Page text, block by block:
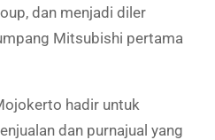
dan menjadi diler
Mitsubishi pertama
hadir untuk
dan purnajual yang